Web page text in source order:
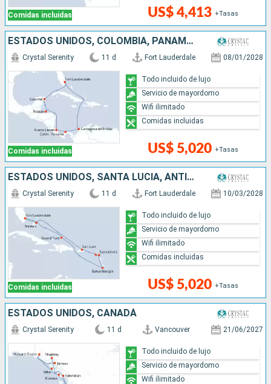
Comidas incluidas US$ 4,413 +Tasas
ESTADOS UNIDOS, COLOMBIA, PANAMÁ, COSTA RICA, HONDURAS, MÉXICO
Comidas incluidas
Crystal Serenity 11 d Fort Lauderdale 08/01/2028
US$ 5,020 +Tasas
Todo incluido de lujo
Servicio de mayordomo
Wifi ilimitado
Comidas incluidas
ESTADOS UNIDOS, SANTA LUCIA, ANTIGUA Y BARBUDA, PUERTO RICO, BAHAMAS
Comidas incluidas
Crystal Serenity 11 d Fort Lauderdale 10/03/2028
US$ 5,020 +Tasas
Todo incluido de lujo
Servicio de mayordomo
Wifi ilimitado
Comidas incluidas
ESTADOS UNIDOS, CANADÁ
Crystal Serenity 11 d Vancouver 21/06/2027
Todo incluido de lujo
Servicio de mayordomo
Wifi ilimitado